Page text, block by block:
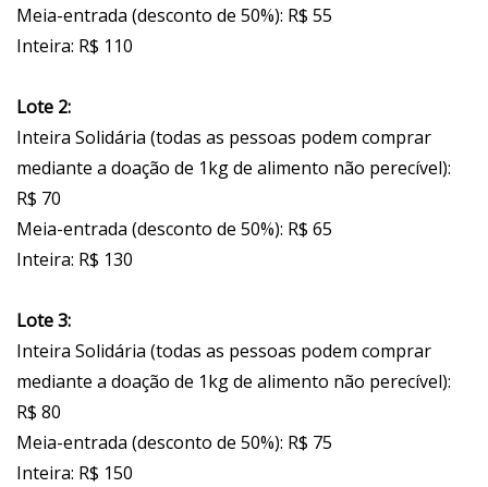
Meia-entrada (desconto de 50%): R$ 55
Inteira: R$ 110
Lote 2:
Inteira Solidária (todas as pessoas podem comprar
mediante a doação de 1kg de alimento não perecível):
R$ 70
Meia-entrada (desconto de 50%): R$ 65
Inteira: R$ 130
Lote 3:
Inteira Solidária (todas as pessoas podem comprar
mediante a doação de 1kg de alimento não perecível):
R$ 80
Meia-entrada (desconto de 50%): R$ 75
Inteira: R$ 150